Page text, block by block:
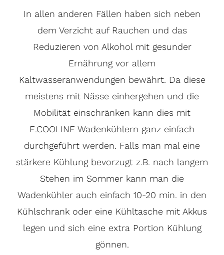
In allen anderen Fällen haben sich neben
dem Verzicht auf Rauchen und das
Reduzieren von Alkohol mit gesunder
Ernährung vor allem
Kaltwasseranwendungen bewährt. Da diese
meistens mit Nässe einhergehen und die
Mobilität einschränken kann dies mit
E.COOLINE Wadenkühlern ganz einfach
durchgeführt werden. Falls man mal eine
stärkere Kühlung bevorzugt z.B. nach langem
Stehen im Sommer kann man die
Wadenkühler auch einfach 10-20 min. in den
Kühlschrank oder eine Kühltasche mit Akkus
legen und sich eine extra Portion Kühlung
gönnen.